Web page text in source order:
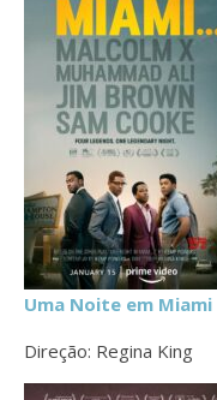
Uma Noite em Miami
Direção: Regina King